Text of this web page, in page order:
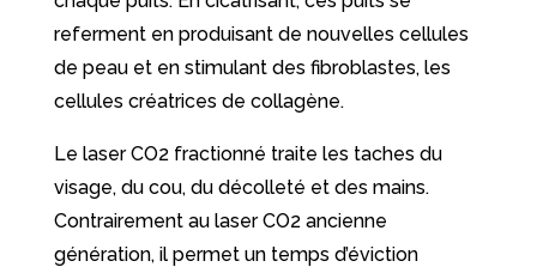
referment en produisant de nouvelles cellules
de peau et en stimulant des fibroblastes, les
cellules créatrices de collagène.
Le laser CO2fractionné traite les taches du
visage, du cou, du décolleté et des mains.
Contrairement au laser CO2ancienne
génération, il permet un temps d’éviction